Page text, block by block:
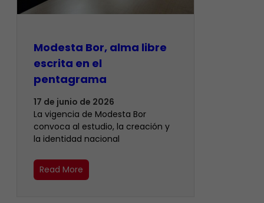
Modesta Bor, alma libre
escrita en el
pentagrama
17 de junio de 2026
La vigencia de Modesta Bor
convoca al estudio, la creación y
la identidad nacional
Read More